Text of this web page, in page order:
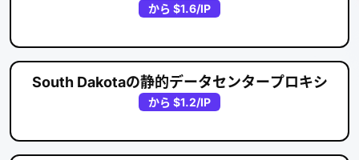
から $1.6/IP
South Dakotaの静的データセンタープロキシ
から $1.2/IP